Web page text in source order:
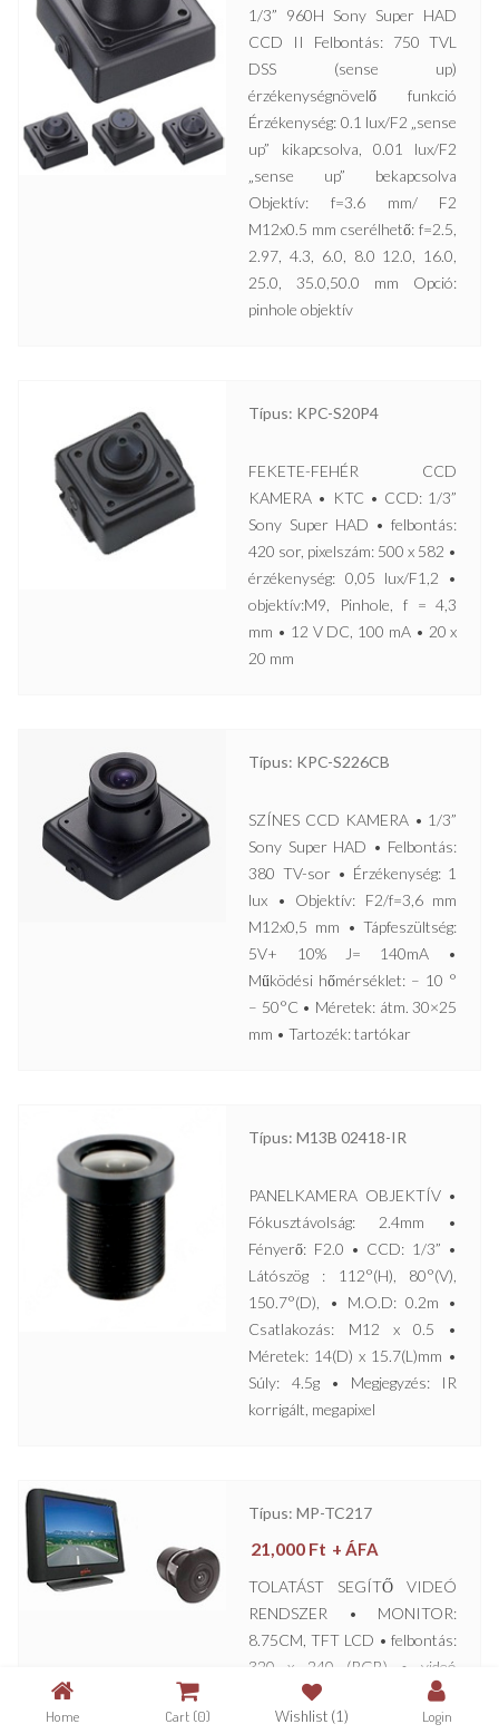
1/3” 960H Sony Super HAD
CCD II Felbontás: 750 TVL
DSS (sense up)
érzékenységnövelő funkció
Érzékenység: 0.1 lux/F2 „sense
up” kikapcsolva, 0.01 lux/F2
„sense up” bekapcsolva
Objektív: f=3.6 mm/ F2
M12x0.5 mm cserélhető: f=2.5,
2.97, 4.3, 6.0, 8.0 12.0, 16.0,
25.0, 35.0,50.0 mm Opció:
pinhole objektív
Típus: KPC-S20P4
FEKETE-FEHÉR CCD
KAMERA • KTC • CCD: 1/3”
Sony Super HAD • felbontás:
420 sor, pixelszám: 500 x 582 •
érzékenység: 0,05 lux/F1,2 •
objektív:M9, Pinhole, f = 4,3
mm • 12 V DC, 100 mA • 20 x
20 mm
Típus: KPC-S226CB
SZÍNES CCD KAMERA • 1/3”
Sony Super HAD • Felbontás:
380 TV-sor • Érzékenység: 1
lux • Objektív: F2/f=3,6 mm
M12x0,5 mm • Tápfeszültség:
5V+ 10% J= 140mA •
Működési hőmérséklet: – 10 °
– 50°C • Méretek: átm. 30×25
mm • Tartozék: tartókar
Típus: M13B 02418-IR
PANELKAMERA OBJEKTÍV •
Fókusztávolság: 2.4mm •
Fényerő: F2.0 • CCD: 1/3” •
Látószög : 112°(H), 80°(V),
150.7°(D), • M.O.D: 0.2m •
Csatlakozás: M12 x 0.5 •
Méretek: 14(D) x 15.7(L)mm •
Súly: 4.5g • Megjegyzés: IR
korrigált, megapixel
Típus: MP-TC217
21,000 Ft + ÁFA
TOLATÁST SEGÍTŐ VIDEÓ
RENDSZER • MONITOR:
8.75CM, TFT LCD • felbontás:
320 x 240 (RGB) • videó
bemenet: 1Vpp, 75Ω, RCA,
CVBS • videó raszter a tolatás
Home Cart (0) Wishlist (1) Login